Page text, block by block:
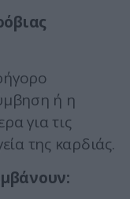
ή η
για τις
της καρδιάς.